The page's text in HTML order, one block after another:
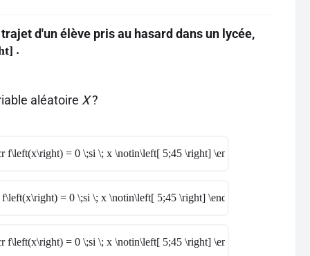
d'un élève pris au hasard dans un lycée,
.
aléatoire X?
= 0 \;si \; x \notin\left[ 5;45 \right] \end{cases}
= 0 \;si \; x \notin\left[ 5;45 \right] \end{cases}
= 0 \;si \; x \notin\left[ 5;45 \right] \end{cases}